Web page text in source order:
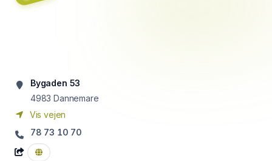
Bygaden 53
4983 Dannemare
Vis vejen
78 73 10 70